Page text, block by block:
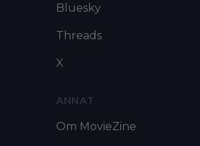
Bluesky
Threads
X
ANNAT
Om MovieZine